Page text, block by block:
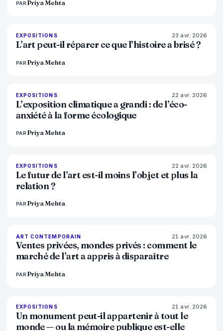
PAR Priya Mehta
79% 56
EXPOSITIONS 23 avr. 2026
L’art peut-il réparer ce que l’histoire a brisé ?
PAR Priya Mehta
74% 44
EXPOSITIONS 22 avr. 2026
L’exposition climatique a grandi : de l’éco-
anxiété à la forme écologique
PAR Priya Mehta
% 117
EXPOSITIONS 22 avr. 2026
Le futur de l’art est-il moins l’objet et plus la
relation ?
PAR Priya Mehta
72% 52
ART CONTEMPORAIN 21 avr. 2026
Ventes privées, mondes privés : comment le
marché de l’art a appris à disparaître
PAR Priya Mehta
77% 45
EXPOSITIONS 21 avr. 2026
Un monument peut-il appartenir à tout le
monde — ou la mémoire publique est-elle